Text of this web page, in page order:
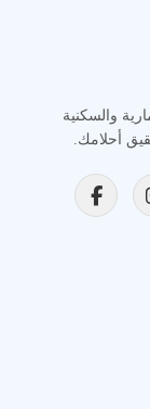
والسكنية
أحلامك.